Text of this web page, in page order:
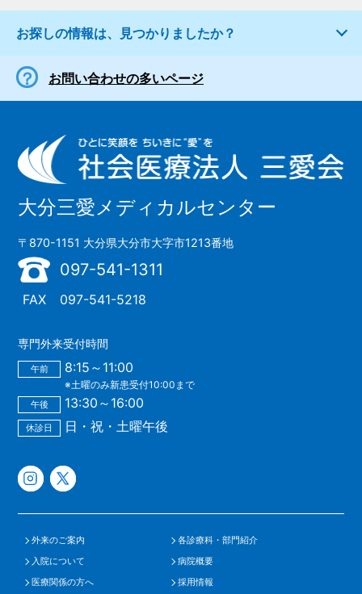
お探しの情報は、見つかりましたか？
お問い合わせの多いページ
大分三愛メディカルセンター
〒870-1151 大分県大分市大字市1213番地
097-541-1311
FAX 097-541-5218
専門外来受付時間
午前 8:15～11:00
※土曜のみ新患受付10:00まで
午後 13:30～16:00
休診日 日・祝・土曜午後
外来のご案内
各診療科・部門紹介
入院について
病院概要
医療関係の方へ
採用情報